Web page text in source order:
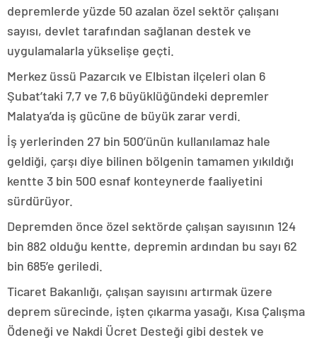
depremlerde yüzde 50 azalan özel sektör çalışanı
sayısı, devlet tarafından sağlanan destek ve
uygulamalarla yükselişe geçti.
Merkez üssü Pazarcık ve Elbistan ilçeleri olan 6
Şubat’taki 7,7 ve 7,6 büyüklüğündeki depremler
Malatya’da iş gücüne de büyük zarar verdi.
İş yerlerinden 27 bin 500’ünün kullanılamaz hale
geldiği, çarşı diye bilinen bölgenin tamamen yıkıldığı
kentte 3 bin 500 esnaf konteynerde faaliyetini
sürdürüyor.
Depremden önce özel sektörde çalışan sayısının 124
bin 882 olduğu kentte, depremin ardından bu sayı 62
bin 685’e geriledi.
Ticaret Bakanlığı, çalışan sayısını artırmak üzere
deprem sürecinde, işten çıkarma yasağı, Kısa Çalışma
Ödeneği ve Nakdi Ücret Desteği gibi destek ve